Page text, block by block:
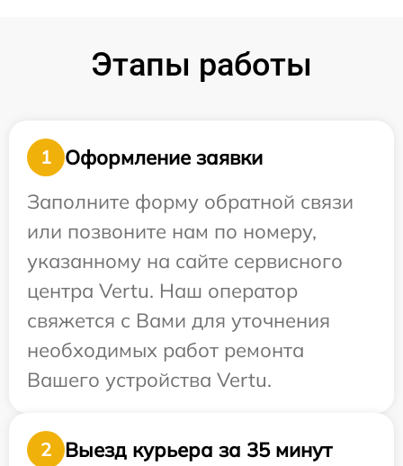
Этапы работы
1
Оформление заявки
Заполните форму обратной связи
или позвоните нам по номеру,
указанному на сайте сервисного
центра Vertu. Наш оператор
свяжется с Вами для уточнения
необходимых работ ремонта
Вашего устройства Vertu.
2 Выезд курьера за 35 минут